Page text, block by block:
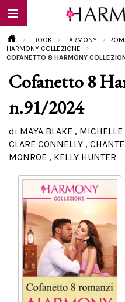
EBOOK
Calendario
EBOOK HARMONY
HARMONY COLLEZIONE
COFANETTO 8 HARMONY
Cofanetto 8
n.91/2024
di MAYA BLAKE , MICHELLE
CLARE CONNELLY ,
MONROE , KELLY HUNTER